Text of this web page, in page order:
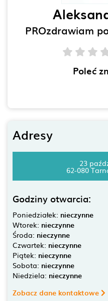
PROzdrawiam
Poleć
Adresy
23
62-080
Godziny otwarcia:
Poniedziałek: nieczynne
Wtorek: nieczynne
Środa: nieczynne
Czwartek: nieczynne
Piątek: nieczynne
Sobota: nieczynne
Niedziela: nieczynne
Zobacz dane kontaktowe